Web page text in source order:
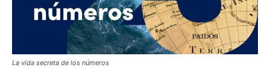
La vida secreta de los números